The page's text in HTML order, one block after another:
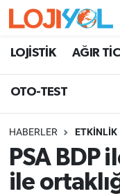
LOJİSTİK AĞIR
OTO-TEST
HABERLER ETKİNLİK
PSA BDP
ile
OTO-TEST